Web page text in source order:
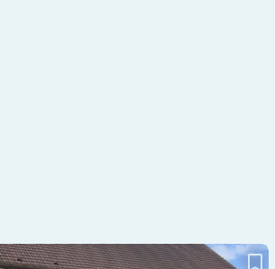
Landgasthof „Widmann“